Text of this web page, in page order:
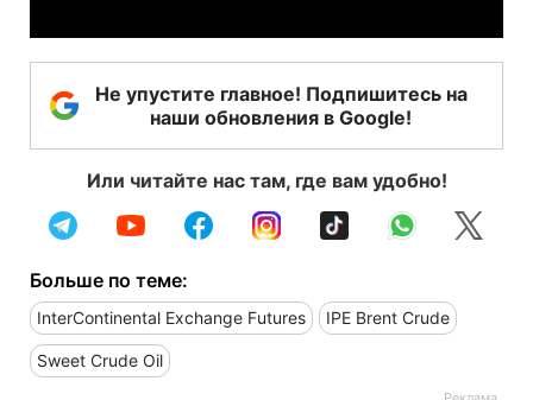
Не упустите главное! Подпишитесь на
наши обновления в Google!
Или читайте нас там, где вам удобно!
Больше по теме:
InterContinental Exchange Futures IPE Brent Crude
Sweet Crude Oil